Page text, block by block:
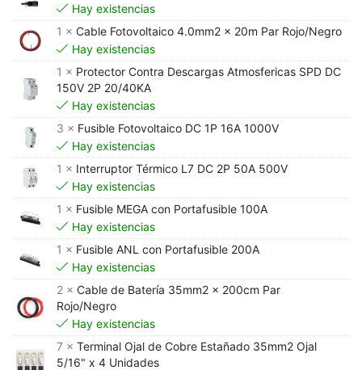
Hay existencias
1 × Cable Fotovoltaico 4.0mm2 x 20m Par Rojo/Negro
Hay existencias
1 × Protector Contra Descargas Atmosfericas SPD DC
150V 2P 20/40KA
Hay existencias
3 × Fusible Fotovoltaico DC 1P 16A 1000V
Hay existencias
1 × Interruptor Térmico L7 DC 2P 50A 500V
Hay existencias
1 × Fusible MEGA con Portafusible 100A
Hay existencias
1 × Fusible ANL con Portafusible 200A
Hay existencias
2 × Cable de Batería 35mm2 x 200cm Par
Rojo/Negro
Hay existencias
7 × Terminal Ojal de Cobre Estañado 35mm2 Ojal
5/16" x 4 Unidades